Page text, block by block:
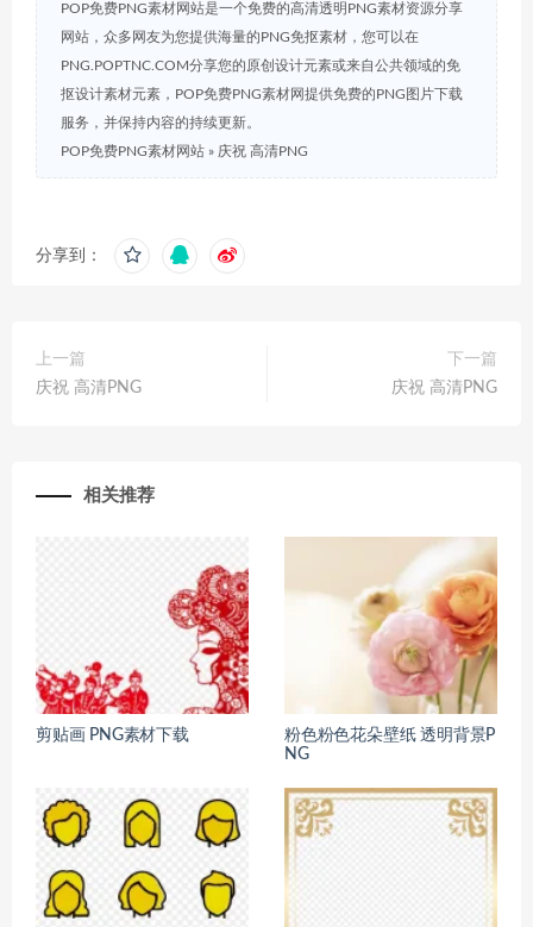
POP免费PNG素材网站是一个免费的高清透明PNG素材资源分享
网站，众多网友为您提供海量的PNG免抠素材，您可以在
PNG.POPTNC.COM分享您的原创设计元素或来自公共领域的免
抠设计素材元素，POP免费PNG素材网提供免费的PNG图片下载
服务，并保持内容的持续更新。
POP免费PNG素材网站 » 庆祝 高清PNG
分享到：
上一篇
庆祝 高清PNG
下一篇
庆祝 高清PNG
相关推荐
剪贴画 PNG素材下载
粉色粉色花朵壁纸 透明背景P
NG